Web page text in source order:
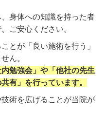
身体への知識を持った者
ご安心ください。
とが「良い施術を行う」
ん。
勉強会」や「他社の先生
有」を行っています。
術を広げることが当院が